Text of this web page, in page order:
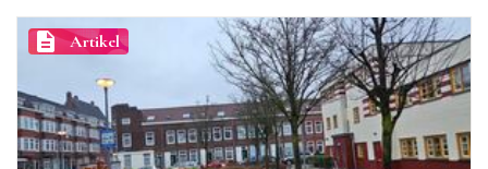
description Artikel